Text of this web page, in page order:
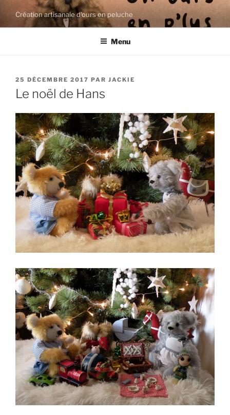
contenu
Création artisanale d'ours en peluche
Menu
PUBLIÉ
LE
25 DÉCEMBRE 2017 PAR JACKIE
Le noël de Hans